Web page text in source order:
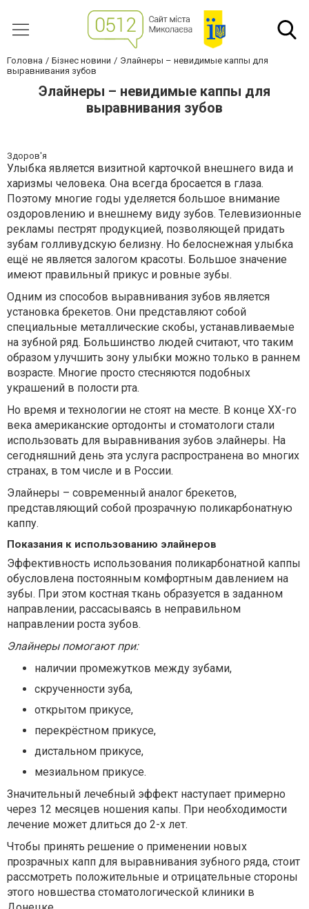
Головна Бізнес новини
Элайнеры – невидимые каппы для
выравнивания зубов
Элайнеры – невидимые каппы для
выравнивания зубов
Здоров'я
Улыбка является визитной карточкой внешнего вида и
харизмы человека. Она всегда бросается в глаза.
Поэтому многие годы уделяется большое внимание
оздоровлению и внешнему виду зубов. Телевизионные
рекламы пестрят продукцией, позволяющей придать
зубам голливудскую белизну. Но белоснежная улыбка
ещё не является залогом красоты. Большое значение
имеют правильный прикус и ровные зубы.
Одним из способов выравнивания зубов является
установка брекетов. Они представляют собой
специальные металлические скобы, устанавливаемые
на зубной ряд. Большинство людей считают, что таким
образом улучшить зону улыбки можно только в раннем
возрасте. Многие просто стесняются подобных
украшений в полости рта.
Но время и технологии не стоят на месте. В конце ХХ-го
века американские ортодонты и стоматологи стали
использовать для выравнивания зубов элайнеры. На
сегодняшний день эта услуга распространена во многих
странах, в том числе и в России.
Элайнеры – современный аналог брекетов,
представляющий собой прозрачную поликарбонатную
каппу.
Показания к использованию элайнеров
Эффективность использования поликарбонатной каппы
обусловлена постоянным комфортным давлением на
зубы. При этом костная ткань образуется в заданном
направлении, рассасываясь в неправильном
направлении роста зубов.
Элайнеры помогают при:
наличии промежутков между зубами,
скрученности зуба,
открытом прикусе,
перекрёстном прикусе,
дистальном прикусе,
мезиальном прикусе.
Значительный лечебный эффект наступает примерно
через 12 месяцев ношения капы. При необходимости
лечение может длиться до 2-х лет.
Чтобы принять решение о применении новых
прозрачных капп для выравнивания зубного ряда, стоит
рассмотреть положительные и отрицательные стороны
этого новшества стоматологической клиники в